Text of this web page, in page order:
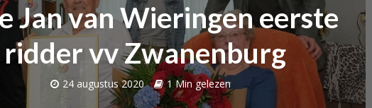
Jan van Wieringen eerste
ridder vv Zwanenburg
24 augustus 2020 1 Min gelezen